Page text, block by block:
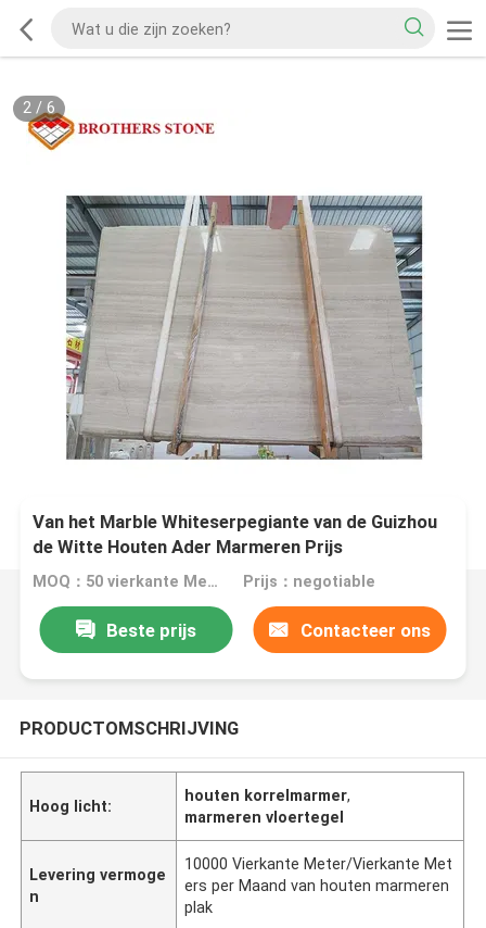
2/6
Van het Marble Whiteserpegiante van de Guizhou
de Witte Houten Ader Marmeren Prijs
MOQ：50 vierkante Meter/Vierkant Prijs：negotiable
Beste prijs Contacteer ons
PRODUCTOMSCHRIJVING
Hoog licht:
houten korrelmarmer,
marmeren vloertegel
Levering vermoge
n
10000 Vierkante Meter/Vierkante Met
ers per Maand van houten marmeren
plak